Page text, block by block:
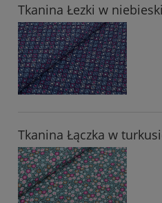
Tkanina Łezki w
Tkanina Łączka w